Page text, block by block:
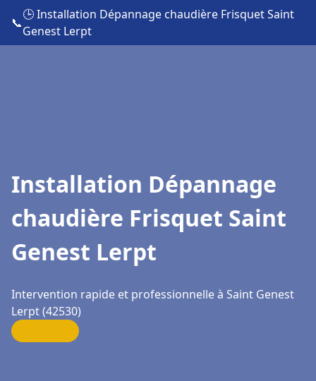
📞
🕒 Installation Dépannage chaudière Frisquet Saint
Genest Lerpt
Installation Dépannage
chaudière Frisquet Saint
Genest Lerpt
Intervention rapide et professionnelle à Saint Genest
Lerpt (42530)